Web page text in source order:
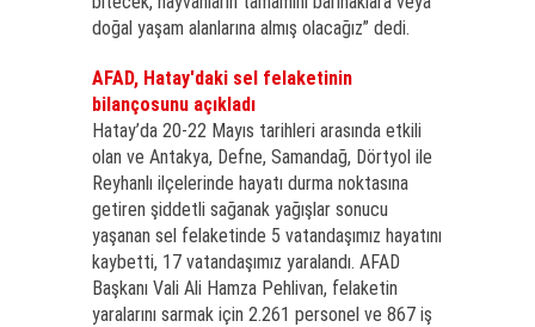
doğal yaşam alanlarına almış olacağız” dedi.
AFAD, Hatay'daki sel felaketinin
bilançosunu açıkladı
Hatay’da 20-22 Mayıs tarihleri arasında etkili
olan ve Antakya, Defne, Samandağ, Dörtyol ile
Reyhanlı ilçelerinde hayatı durma noktasına
getiren şiddetli sağanak yağışlar sonucu
yaşanan sel felaketinde 5 vatandaşımız hayatını
kaybetti, 17 vatandaşımız yaralandı. AFAD
Başkanı Vali Ali Hamza Pehlivan, felaketin
yaralarını sarmak için 2.261 personel ve 867 iş